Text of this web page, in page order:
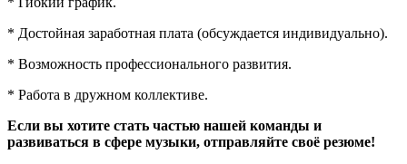
* Достойная заработная плата (обсуждается индивидуально).
* Возможность профессионального развития.
* Работа в дружном коллективе.
Если вы хотите стать частью нашей команды и
развиваться в сфере музыки, отправляйте своё резюме!